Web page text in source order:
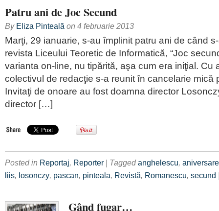
Patru ani de Joc Secund
By Eliza Pinteală on 4 februarie 2013
Marţi, 29 ianuarie, s-au împlinit patru ani de când
revista Liceului Teoretic de Informatică, “Joc
varianta on-line, nu tipărită, aşa cum era iniţial. Cu
colectivul de redacţie s-a reunit în cancelarie mică
Invitaţi de onoare au fost doamna director
director […]
Posted in Reportaj, Reporter | Taggedanghelescu, aniversare
liis, losonczy, pascan, pinteala, Revistă, Romanescu, secund
Gând fugar…